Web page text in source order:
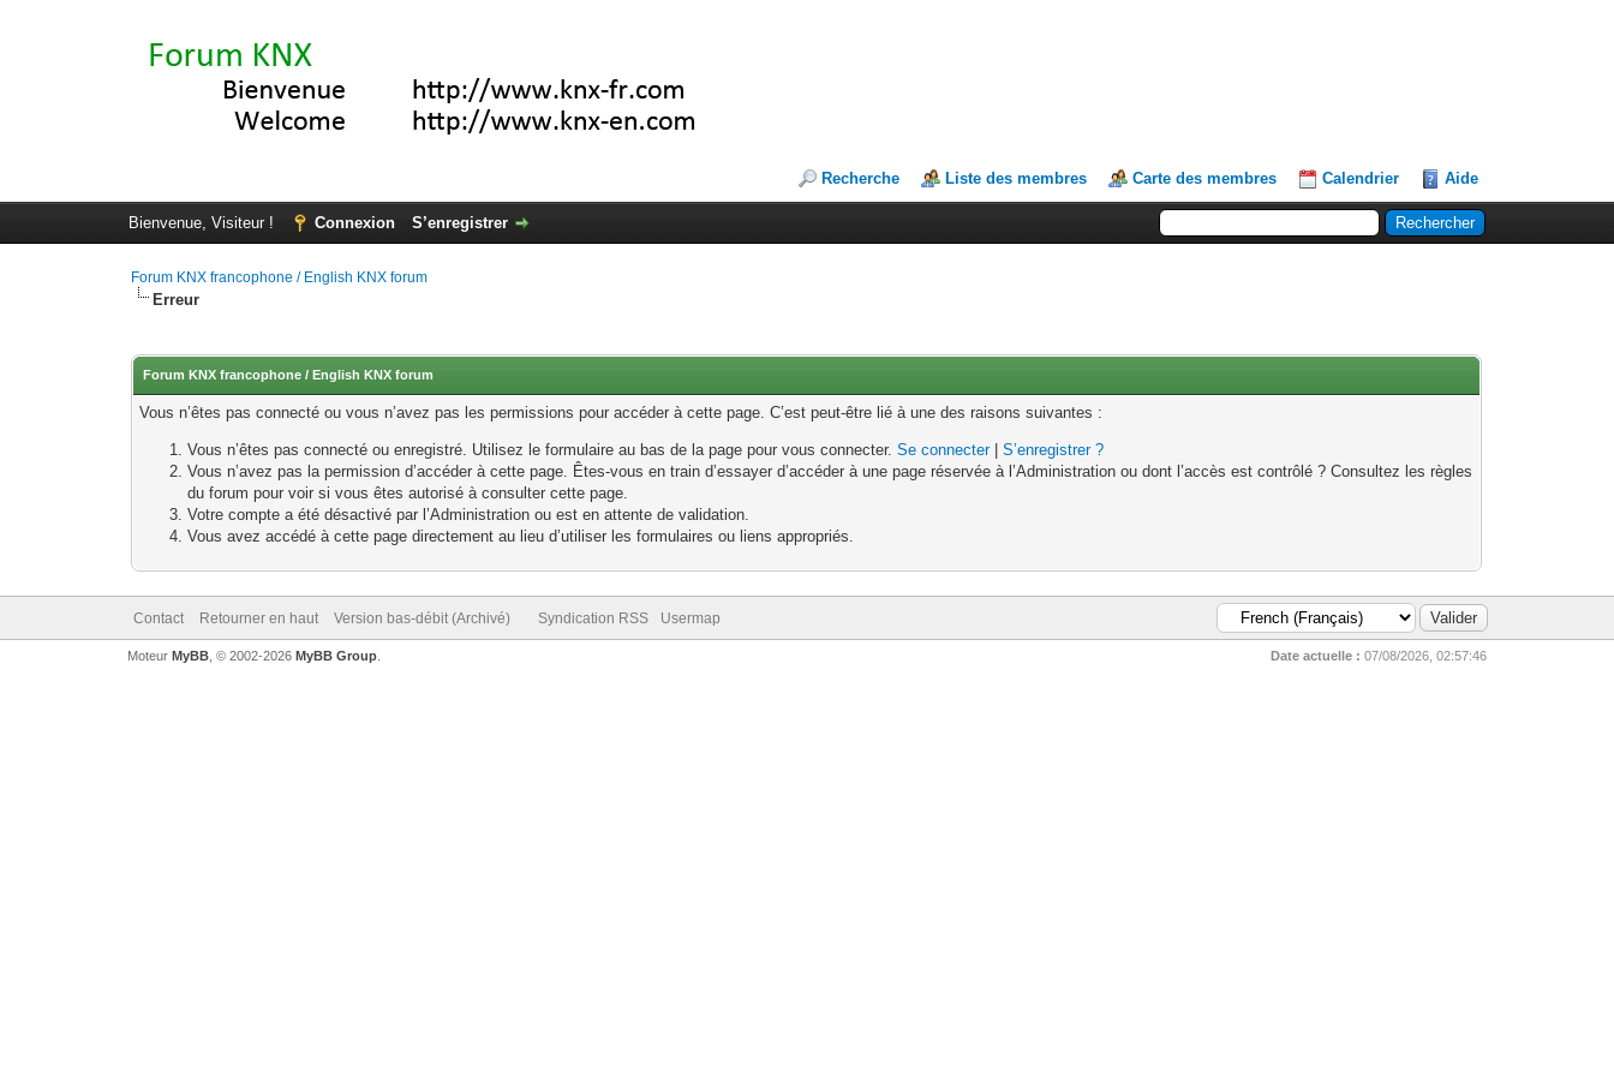
Recherche Liste des membres Carte des membres Calendrier Aide
Bienvenue, Visiteur ! Connexion S’enregistrer
Forum KNX francophone / English KNX forum
Erreur
Forum KNX francophone / English KNX forum
Vous n’êtes pas connecté ou vous n’avez pas les permissions pour accéder à cette page. C’est peut-être lié à une des raisons suivantes :
Vous n’êtes pas connecté ou enregistré. Utilisez le formulaire au bas de la page pour vous connecter.Se connecter|S’enregistrer ?
Vous n’avez pas la permission d’accéder à cette page. Êtes-vous en train d’essayer d’accéder à une page réservée à l’Administration ou dont l’accès est contrôlé ? Consultez les règles
du forum pour voir si vous êtes autorisé à consulter cette page.
Votre compte a été désactivé par l’Administration ou est en attente de validation.
Vous avez accédé à cette page directement au lieu d’utiliser les formulaires ou liens appropriés.
Contact Retourner en haut Version bas-débit (Archivé) Syndication RSS Usermap
Date actuelle : 07/08/2026, 02:57:46
Moteur MyBB, © 2002-2026 MyBB Group.